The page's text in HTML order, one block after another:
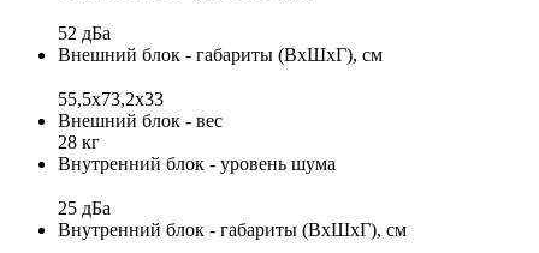
52 дБа
Внешний блок - габариты (ВхШхГ), см
55,5х73,2х33
Внешний блок - вес
28 кг
Внутренний блок - уровень шума
25 дБа
Внутренний блок - габариты (ВхШхГ), см